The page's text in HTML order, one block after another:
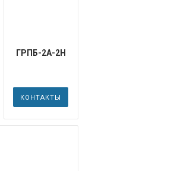
ГРПБ-2А-2Н
КОНТАКТЫ